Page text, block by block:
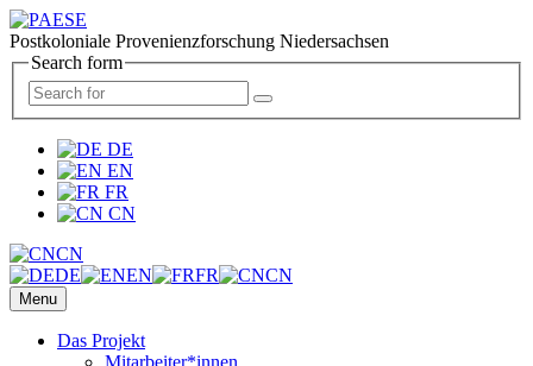
Postkoloniale Provenienzforschung Niedersachsen
Search form
DE
EN
FR
CN
CN
DE
EN FR CN
Menu
Das Projekt
Mitarbeiter*innen